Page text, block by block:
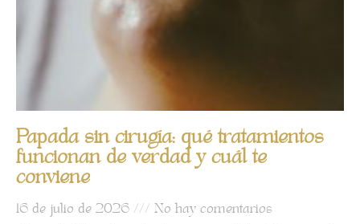
Papada sin cirugía: qué tratamientos
funcionan de verdad y cuál te
conviene
16 de julio de 2026 No hay comentarios